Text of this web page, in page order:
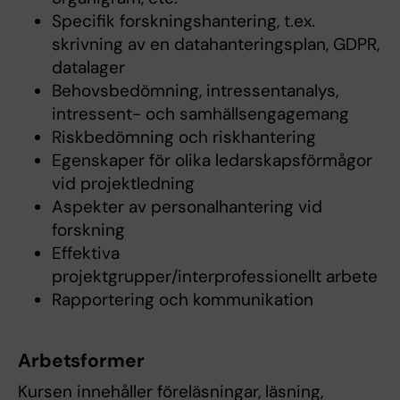
Specifik forskningshantering, t.ex.
skrivning av en datahanteringsplan, GDPR,
datalager
Behovsbedömning, intressentanalys,
intressent- och samhällsengagemang
Riskbedömning och riskhantering
Egenskaper för olika ledarskapsförmågor
vid projektledning
Aspekter av personalhantering vid
forskning
Effektiva
projektgrupper/interprofessionellt arbete
Rapportering och kommunikation
Arbetsformer
Kursen innehåller föreläsningar, läsning,